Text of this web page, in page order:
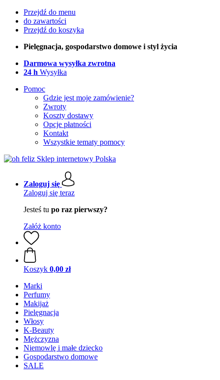
Przejdź do menu
do zawartości
Przejdź do koszyka
Pielęgnacja, gospodarstwo domowe i styl życia
Darmowa wysyłka zwrotna
24 h Wysyłka
Pomoc
Gdzie jest moje zamówienie?
Zwroty
Koszty dostawy
Opcje płatności
Kontakt
Wszystkie tematy pomocy
Zaloguj się
Zaloguj się teraz
Jesteś tu po raz pierwszy?
Załóż konto
Koszyk 0,00 zł
Marki
Perfumy
Makijaż
Pielęgnacja
Włosy
K-Beauty
Mężczyzna
Niemowlę i małe dziecko
Gospodarstwo domowe
SALE